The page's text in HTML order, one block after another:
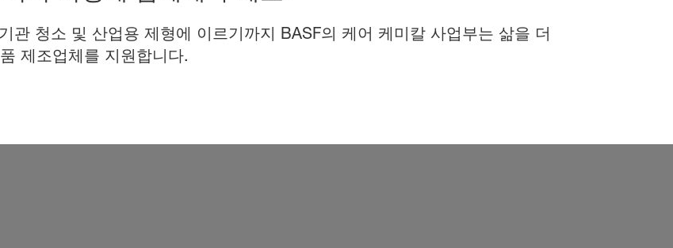
관 청소 및 산업용 제형에 이르기까지 BASF의 케어 케미칼 사업부는 삶을 더
제조업체를 지원합니다.